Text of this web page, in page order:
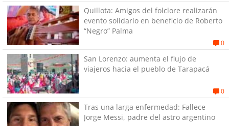
Quillota: Amigos del folclore realizarán
evento solidario en beneficio de Roberto
“Negro” Palma
0
San Lorenzo: aumenta el flujo de
viajeros hacia el pueblo de Tarapacá
0
Tras una larga enfermedad: Fallece
Jorge Messi, padre del astro argentino